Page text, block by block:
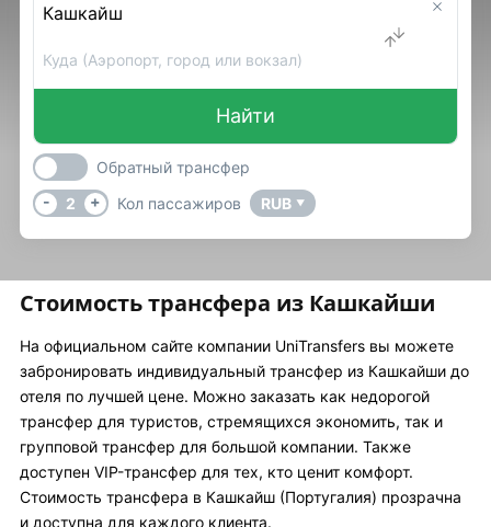
Куда (Аэропорт, город или вокзал)
Найти
Обратный трансфер
-
2 + Кол пассажиров RUB ▼
Стоимость трансфера из Кашкайши
На официальном сайте компании UniTransfers вы можете
забронировать индивидуальный трансфер из Кашкайши до
отеля по лучшей цене. Можно заказать как недорогой
трансфер для туристов, стремящихся экономить, так и
групповой трансфер для большой компании. Также
доступен VIP-трансфер для тех, кто ценит комфорт.
Стоимость трансфера в Кашкайш (Португалия) прозрачна
и доступна для каждого клиента.